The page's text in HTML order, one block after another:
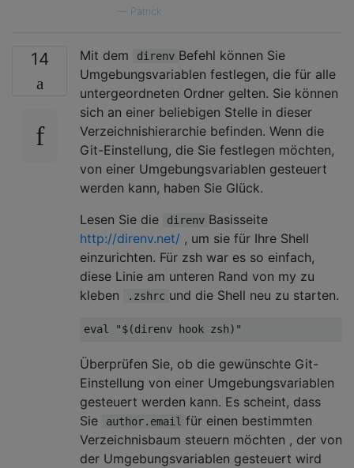
Patrick
14 Mit dem direnv Befehl können Sie
Umgebungsvariablen festlegen, die für alle
untergeordneten Ordner gelten. Sie können
sich an einer beliebigen Stelle in dieser
Verzeichnishierarchie befinden. Wenn die
Git-Einstellung, die Sie festlegen möchten,
von einer Umgebungsvariablen gesteuert
werden kann, haben Sie Glück.
Lesen Sie die
direnv Basisseite
http://direnv.net/ , um sie für Ihre Shell
einzurichten. Für zsh war es so einfach,
diese Linie am unteren Rand von my zu
kleben
.zshrc und die Shell neu zu starten.
Überprüfen Sie, ob die gewünschte Git-
Einstellung von einer Umgebungsvariablen
gesteuert werden kann. Es scheint, dass
Sie
author.email für einen bestimmten
Verzeichnisbaum steuern möchten , der von
der Umgebungsvariablen gesteuert wird